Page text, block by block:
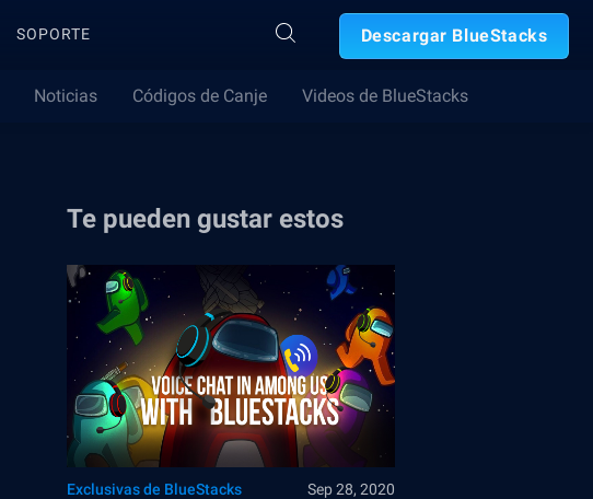
SOPORTE Descargar BlueStacks
Noticias Códigos de Canje Videos de BlueStacks
Te pueden gustar estos
Exclusivas de BlueStacks Sep 28, 2020